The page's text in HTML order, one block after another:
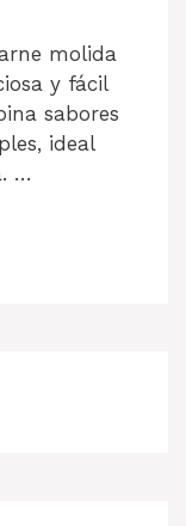
molida
y fácil
sabores
ideal
…